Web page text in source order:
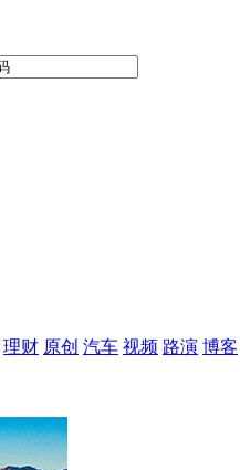
理财 原创 汽车 视频 路演 博客